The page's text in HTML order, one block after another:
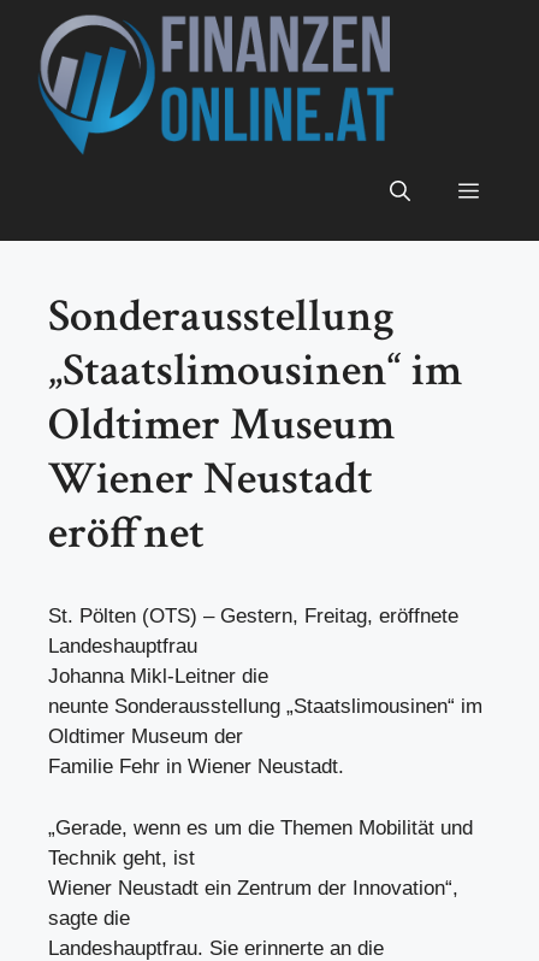
Inhalt
springen
Menü
Sonderausstellung
„Staatslimousinen“ im
Oldtimer Museum
Wiener Neustadt
eröffnet
St. Pölten (OTS) – Gestern, Freitag, eröffnete
Landeshauptfrau
Johanna Mikl-Leitner die
neunte Sonderausstellung „Staatslimousinen“ im
Oldtimer Museum der
Familie Fehr in Wiener Neustadt.
„Gerade, wenn es um die Themen Mobilität und
Technik geht, ist
Wiener Neustadt ein Zentrum der Innovation“,
sagte die
Landeshauptfrau. Sie erinnerte an die